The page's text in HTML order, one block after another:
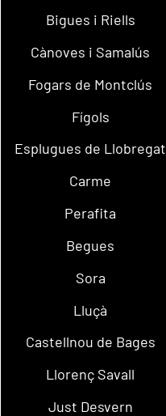
Bigues i Riells
Cànoves i Samalús
Fogars de Montclús
Fígols
Esplugues de Llobregat
Carme
Perafita
Begues
Sora
Lluçà
Castellnou de Bages
Llorenç Savall
Just Desvern